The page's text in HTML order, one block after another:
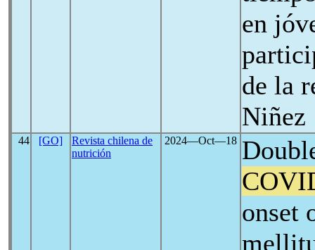
en
de la
Niñez
44 [GO]
Revista chilena de
nutrición
2024―Oct―18
onset